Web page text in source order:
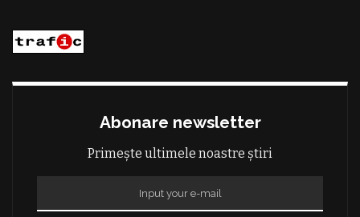
Abonare newsletter
Primește ultimele noastre știri